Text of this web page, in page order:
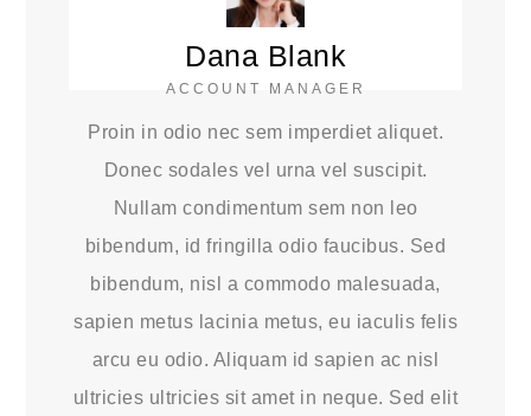
Dana Blank
ACCOUNT MANAGER
Proin in odio nec sem imperdiet aliquet.
Donec sodales vel urna vel suscipit.
Nullam condimentum sem non leo
bibendum, id fringilla odio faucibus. Sed
bibendum, nisl a commodo malesuada,
sapien metus lacinia metus, eu iaculis felis
arcu eu odio. Aliquam id sapien ac nisl
ultricies ultricies sit amet in neque. Sed elit